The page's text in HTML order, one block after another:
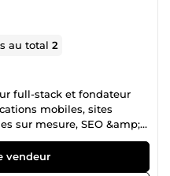
au total2
full-stack et fondateur
mobiles, sites
sur mesure, SEO &amp;
Je conçois des sites,
stables et orientés
chiffrés (Core Web
vendeur